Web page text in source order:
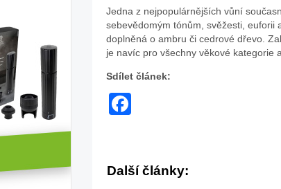
Jedna z nejpopulárnějších vůní
sebevědomým tónům, svěžesti, euforii
doplněná o ambru či cedrové dřevo.
je navíc pro všechny věkové kategorie
Sdílet článek:
Další články: